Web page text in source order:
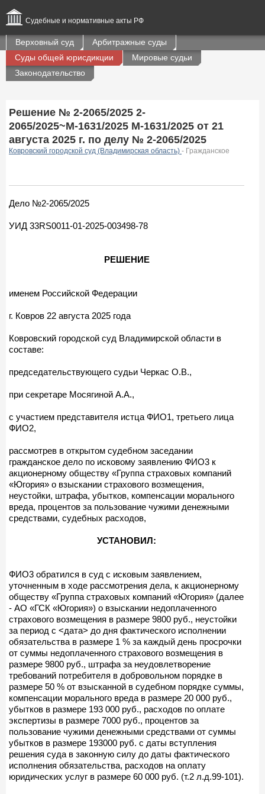
Судебные и нормативные акты РФ
Верховный суд
Арбитражные суды
Суды общей юрисдикции
Мировые судьи
Законодательство
Решение № 2-2065/2025 2-
2065/2025~М-1631/2025 М-1631/2025 от 21
августа 2025 г. по делу № 2-2065/2025
Ковровский городской суд (Владимирская область) - Гражданское
Дело №2-2065/2025
УИД 33RS0011-01-2025-003498-78
РЕШЕНИЕ
именем Российской Федерации
г. Ковров 22 августа 2025 года
Ковровский городской суд Владимирской области в
составе:
председательствующего судьи Черкас О.В.,
при секретаре Мосягиной А.А.,
с участием представителя истца ФИО1, третьего лица
ФИО2,
рассмотрев в открытом судебном заседании
гражданское дело по исковому заявлению ФИО3 к
акционерному обществу «Группа страховых компаний
«Югория» о взыскании страхового возмещения,
неустойки, штрафа, убытков, компенсации морального
вреда, процентов за пользование чужими денежными
средствами, судебных расходов,
УСТАНОВИЛ:
ФИО3 обратился в суд с исковым заявлением,
уточненным в ходе рассмотрения дела, к акционерному
обществу «Группа страховых компаний «Югория» (далее
- АО «ГСК «Югория») о взыскании недоплаченного
страхового возмещения в размере 9800 руб., неустойки
за период с <дата> до дня фактического исполнении
обязательства в размере 1 % за каждый день просрочки
от суммы недоплаченного страхового возмещения в
размере 9800 руб., штрафа за неудовлетворение
требований потребителя в добровольном порядке в
размере 50 % от взысканной в судебном порядке суммы,
компенсации морального вреда в размере 20 000 руб.,
убытков в размере 193 000 руб., расходов по оплате
экспертизы в размере 7000 руб., процентов за
пользование чужими денежными средствами от суммы
убытков в размере 193000 руб. с даты вступления
решения суда в законную силу до даты фактического
исполнения обязательства, расходов на оплату
юридических услуг в размере 60 000 руб. (т.2 л.д.99-101).